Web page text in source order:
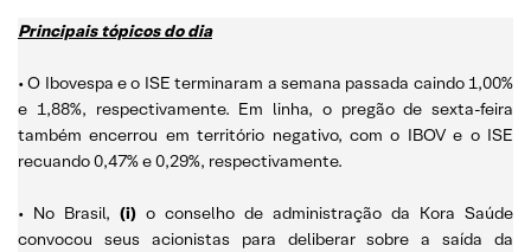
Principais tópicos do dia
• O Ibovespa e o ISE terminaram a semana passada caindo 1,00%
e 1,88%, respectivamente. Em linha, o pregão de sexta-feira
também encerrou em território negativo, com o IBOV e o ISE
recuando 0,47% e 0,29%, respectivamente.
• No Brasil, (i) o conselho de administração da Kora Saúde
convocou seus acionistas para deliberar sobre a saída da